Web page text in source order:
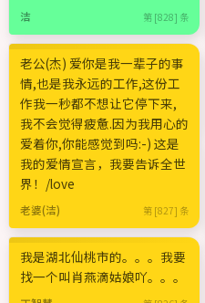
洁 第 [828] 条
老公(杰) 爱你是我一辈子的事
情,也是我永远的工作,这份工
作我一秒都不想让它停下来,
我不会觉得疲惫.因为我用心的
爱着你,你能感觉到吗:-) 这是
我的爱情宣言，我要告诉全世
界！/love
老婆(洁) 第 [827] 条
我是湖北仙桃市的。。。我要
找一个叫肖燕滴姑娘吖。。。